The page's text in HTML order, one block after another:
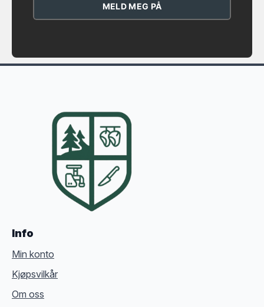
MELD MEG PÅ
Info
Min konto
Kjøpsvilkår
Om oss